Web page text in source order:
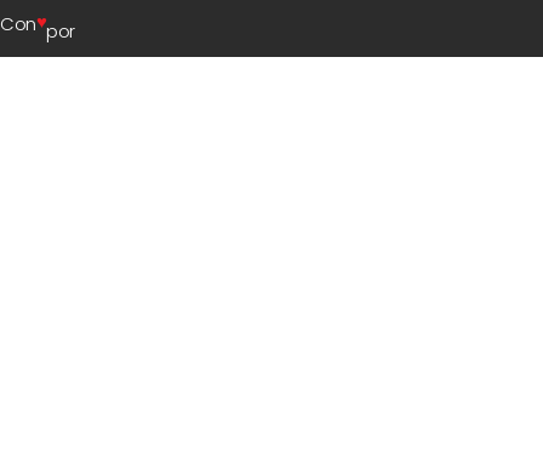
Con♥por